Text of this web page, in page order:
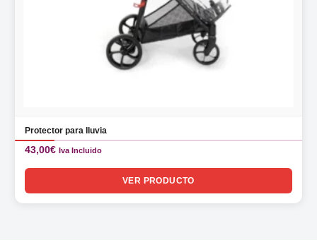
Protector para lluvia
43,00€ Iva Incluido
VER PRODUCTO